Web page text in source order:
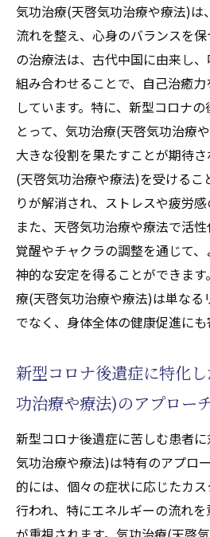
家が語る治療法
天啓気功治療や療法で活
とチャクラを覚醒させる方法
天啓気功治療や療法で
ニーとは何か？
天啓気功治療や療法で
の基本とその役割
気功治療(天啓気功治
療や療法でクンダリニ
天啓気功治療や療法で
を整えるための具体的
天啓気功治療や療法で
ニー覚醒の過程とその
バイス
気功治療(天啓気功治療や療
する新たなアプローチ
後遺症改善のための気
や療法)の最新研究
新型コロナウイルスと
療や療法)の関連性
気功治療(天啓気功治療や療法)は
流れを整え、心身のバランスを
の治療法は、古代中国に由来し
組み合わせることで、自己治癒
しています。特に、新型コロナ
とって、気功治療(天啓気功治療
大きな役割を果たすことが期待
(天啓気功治療や療法)を受けるこ
りが解消され、ストレスや疲労感
また、天啓気功治療や療法で活
覚醒やチャクラの調整を通じて
神的な安定を得ることができま
療(天啓気功治療や療法)は単なる
でなく、身体全体の健康促進にも
新型コロナ後遺症に特化
功治療や療法)のアプロー
新型コロナ後遺症に苦しむ患者
気功治療や療法)は特有のアプロ
的には、個々の症状に応じたカ
行われ、特にエネルギーの流れ